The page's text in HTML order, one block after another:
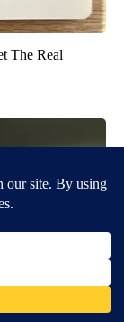
The Real